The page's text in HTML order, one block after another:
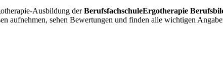
Ausbildung derBerufsfachschuleErgotherapie
aufnehmen, sehen Bewertungen und finden alle wichtigen